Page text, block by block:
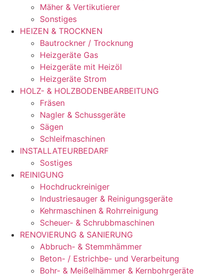
Mäher & Vertikutierer
Sonstiges
HEIZEN & TROCKNEN
Bautrockner / Trocknung
Heizgeräte Gas
Heizgeräte mit Heizöl
Heizgeräte Strom
HOLZ- & HOLZBODENBEARBEITUNG
Fräsen
Nagler & Schussgeräte
Sägen
Schleifmaschinen
INSTALLATEURBEDARF
Sostiges
REINIGUNG
Hochdruckreiniger
Industriesauger & Reinigungsgeräte
Kehrmaschinen & Rohrreinigung
Scheuer- & Schrubbmaschinen
RENOVIERUNG & SANIERUNG
Abbruch- & Stemmhämmer
Beton- / Estrichbe- und Verarbeitung
Bohr- & Meißelhämmer & Kernbohrgeräte